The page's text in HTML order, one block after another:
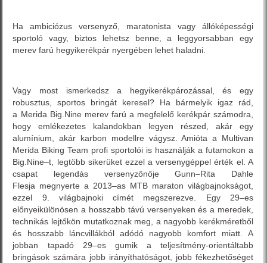
Ha ambiciózus versenyző, maratonista vagy állóképességi
sportoló vagy, biztos lehetsz benne, a leggyorsabban egy
merev farú hegyikerékpár nyergében lehet haladni.
Vagy most ismerkedsz a hegyikerékpározással, és egy
robusztus, sportos bringát keresel? Ha bármelyik igaz rád,
a Merida Big.Nine merev farú a megfelelő kerékpár számodra,
hogy emlékezetes kalandokban legyen részed, akár egy
alumínium, akár karbon modellre vágysz. Amióta a Multivan
Merida Biking Team profi sportolói is használják a futamokon a
Big.Nine–t, legtöbb sikerüket ezzel a versenygéppel érték el. A
csapat legendás versenyzőnője Gunn–Rita Dahle
Flesja megnyerte a 2013–as MTB maraton világbajnokságot,
ezzel 9. világbajnoki címét megszerezve. Egy 29–es
előnyeikülönösen a hosszabb távú versenyeken és a meredek,
technikás lejtőkön mutatkoznak meg, a nagyobb kerékméretből
és hosszabb láncvillákból adódó nagyobb komfort miatt. A
jobban tapadó 29–es gumik a teljesítmény-orientáltabb
bringások számára jobb irányíthatóságot, jobb fékezhetőséget